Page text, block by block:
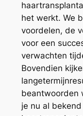
het werkt. We
voordelen, de
voor een
verwachten
Bovendien
beantwoorden
je nu al